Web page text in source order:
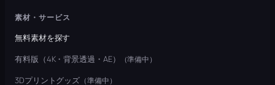
素材・サービス
無料素材を探す
有料版（4K・背景透過・AE）
（準備中）
3Dプリントグッズ （準備中）